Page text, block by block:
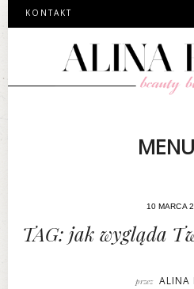
KONTAKT
10 MARCA
TAG: jak wygląda
przez ALINA